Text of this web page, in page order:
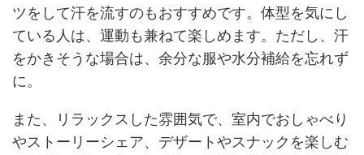
ツをして汗を流すのもおすすめです。体型を気にし
ている人は、運動も兼ねて楽しめます。ただし、汗
をかきそうな場合は、余分な服や水分補給を忘れず
に。
また、リラックスした雰囲気で、室内でおしゃべり
やストーリーシェア、デザートやスナックを楽しむ